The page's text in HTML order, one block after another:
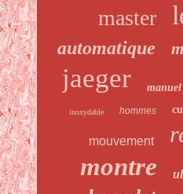
master
automatique
jaeger manuel
inoxydable hommes
mouvement
montre